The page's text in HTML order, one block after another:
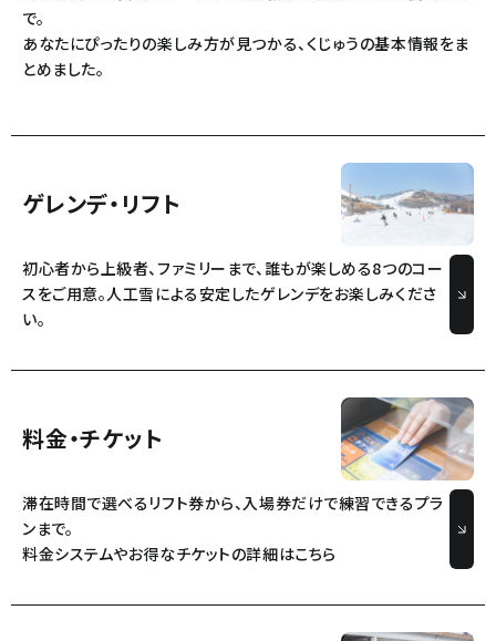
で。
あなたにぴったりの楽しみ方が見つかる、くじゅうの基本情報をま
とめました。
ゲレンデ・リフト
初心者から上級者、ファミリーまで、誰もが楽しめる8つのコー
スをご用意。人工雪による安定したゲレンデをお楽しみくださ
い。
料金・チケット
滞在時間で選べるリフト券から、入場券だけで練習できるプラ
ンまで。
料金システムやお得なチケットの詳細はこちら